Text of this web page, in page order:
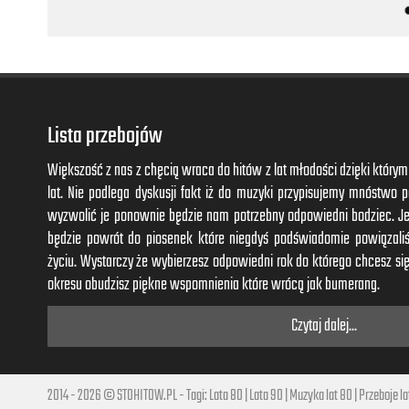
Yeah your love thawed out
Like a virgin, hey
Touched for the very first time
Like a virgin
With your heartbeat
Next to mine
Woah, woah, oh, woah
You're so fine
I'll be yours
Till the end of time
'Cause you made me feel
Lista przebojów
Większość z nas z chęcią wraca do hitów z lat młodości dzięki
lat. Nie podlega dyskusji fakt iż do muzyki przypisujemy mnóstwo
wyzwolić je ponownie będzie nam potrzebny odpowiedni bodziec.
będzie powrót do piosenek które niegdyś podświadomie
życiu. Wystarczy że wybierzesz odpowiedni rok do którego chcesz
okresu obudzisz piękne wspomnienia które wrócą jak bumerang.
Czytaj dalej...
2014 - 2026 © STOHITOW.PL - Tagi:Lata 80|Lata 90|Muzyka lat 80|Przeboje